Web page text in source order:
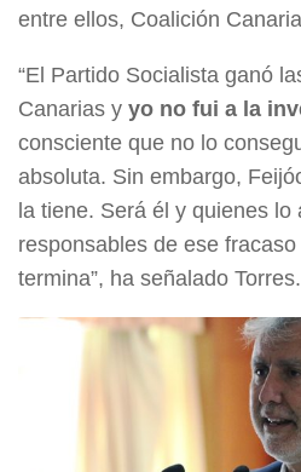
entre ellos, Coalición
“El Partido Socialista ganó
Canarias y yo no fui a la
consciente que no lo
absoluta. Sin embargo,
la tiene. Será él y quienes lo
responsables de ese
termina”, ha señalado Torres.